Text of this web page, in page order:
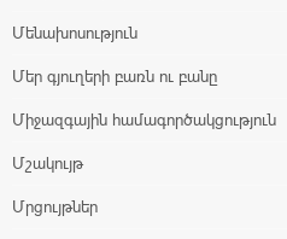
Մենախոսություն
Մեր գյուղերի բառն ու բանը
Միջազգային համագործակցություն
Մշակույթ
Մրցույթներ